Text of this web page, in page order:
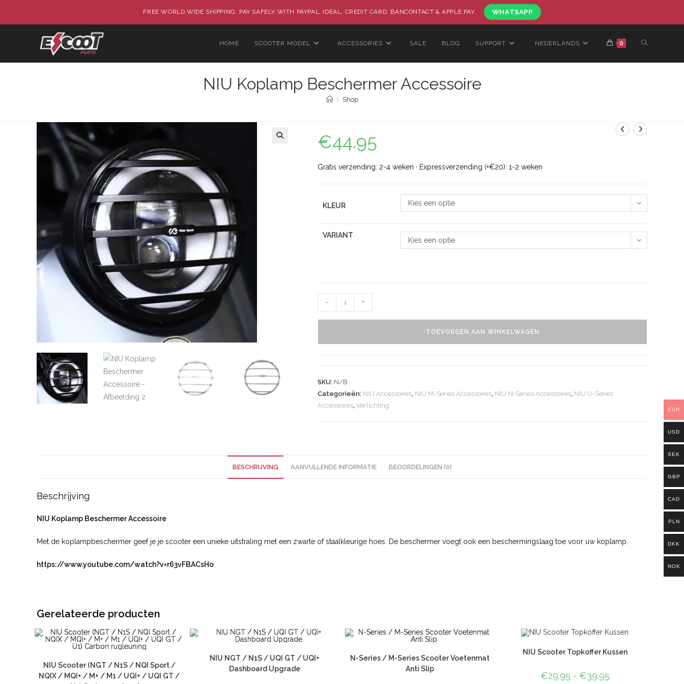
FREE WORLD WIDE SHIPPING, PAY SAFELY WITH PAYPAL, IDEAL, CREDIT CARD, BANCONTACT & APPLE PAY. WHATSAPP
HOME SCOOTER MODEL ACCESSORIES SALE BLOG SUPPORT NEDERLANDS 0
NIU Koplamp Beschermer Accessoire
> Shop
€44.95
Gratis verzending: 2-4 weken · Expressverzending (+€20): 1-2 weken
KLEUR Kies een optie
VARIANT
Kies een optie
- +
TOEVOEGEN AAN WINKELWAGEN
SKU: N/B
Categorieën: NIU Accessoires, NIU M-Series Accessoires, NIU N-Series Accessoires, NIU U-Series
Accessoires, Verlichting
BESCHRIJVING AANVULLENDE INFORMATIE BEOORDELINGEN (0)
Beschrijving
NIU Koplamp Beschermer Accessoire
Met de koplampbeschermer geef je je scooter een unieke uitstraling met een zwarte of staalkleurige hoes. De beschermer voegt ook een beschermingslaag toe voor uw koplamp.
https://www.youtube.com/watch?v=r63vFBACsHo
Gerelateerde producten
NIU Scooter (NGT / N1S / NQI Sport /
NQIX / MQI+ / M+ / M1 / UQI+ / UQI GT /
NIU NGT / N1S / UQI GT / UQI+
Dashboard Upgrade
N-Series / M-Series Scooter Voetenmat
Anti Slip
NIU Scooter Topkoffer Kussen
€29.95 - €39.95
EUR
USD
SEK
GBP
CAD
PLN
DKK
NOK